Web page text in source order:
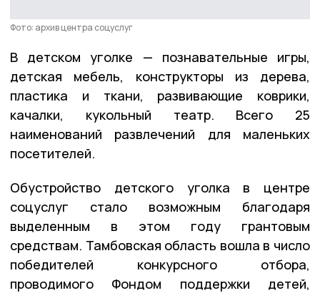
Фото: архив центра соцуслуг
В детском уголке — познавательные игры,
детская мебель, конструкторы из дерева,
пластика и ткани, развивающие коврики,
качалки, кукольный театр. Всего 25
наименований развлечений для маленьких
посетителей.
Обустройство детского уголка в центре
соцуслуг стало возможным благодаря
выделенным в этом году грантовым
средствам. Тамбовская область вошла в число
победителей конкурсного отбора,
проводимого Фондом поддержки детей,